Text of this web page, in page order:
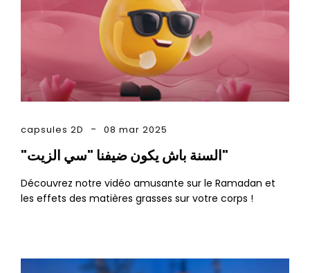
capsules 2D 08 mar 2025
"السنة باش يكون ضيفنا "سي الزيت"
Découvrez notre vidéo amusante sur le Ramadan et
les effets des matières grasses sur votre corps !